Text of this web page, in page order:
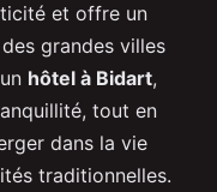
et offre un
grandes villes
hôtel à Bidart,
tout en
dans la vie
traditionnelles.